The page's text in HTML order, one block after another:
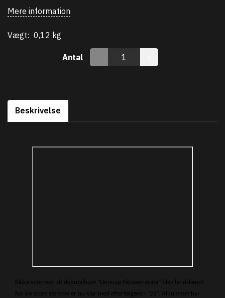
Mere information
Vægt: 0,12 kg
Antal
Beskrivelse
Rikka som med sit debutalbum “Unnuap Nipaannerata” blev landskendt
for sin store stemme er nu klar med efterfølgeren “25”. Albummet har